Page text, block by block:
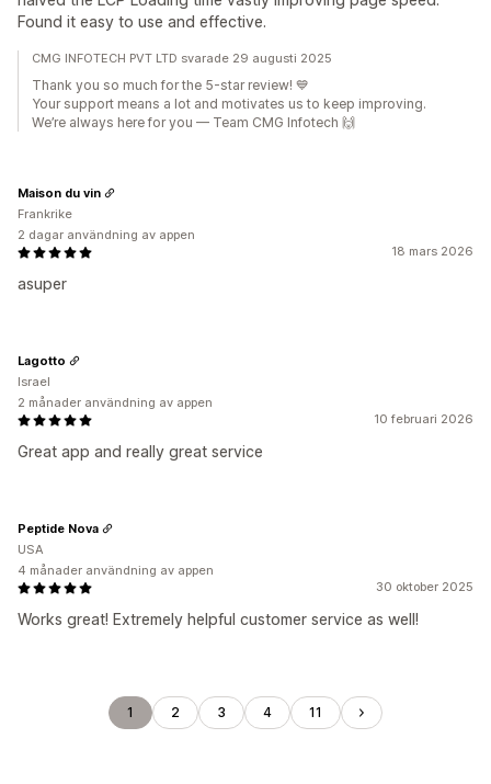
Found it easy to use and effective.
CMG INFOTECH PVT LTD svarade 29 augusti 2025
Thank you so much for the 5-star review! 💙
Your support means a lot and motivates us to keep improving.
We’re always here for you — Team CMG Infotech 🙌
18 mars 2026
asuper
Maison du vin
Frankrike
2 dagar användning av appen
10 februari 2026
Great app and really great service
Lagotto
Israel
2 månader användning av appen
30 oktober 2025
Works great! Extremely helpful customer service as well!
Peptide Nova
USA
4 månader användning av appen
1 2 3 4 11